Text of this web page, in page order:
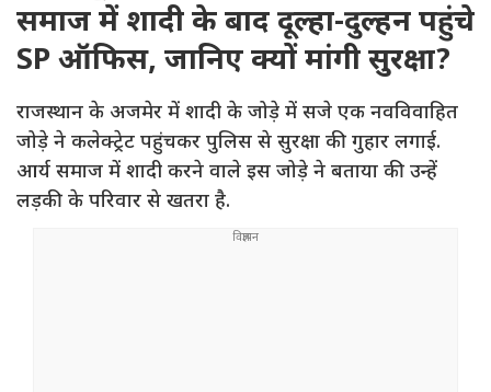
समाज में शादी के बाद दूल्हा-दुल्हन पहुंचे
SP ऑफिस, जानिए क्यों मांगी सुरक्षा?
राजस्थान के अजमेर में शादी के जोड़े में सजे एक नवविवाहित
जोड़े ने कलेक्ट्रेट पहुंचकर पुलिस से सुरक्षा की गुहार लगाई.
आर्य समाज में शादी करने वाले इस जोड़े ने बताया की उन्हें
लड़की के परिवार से खतरा है.